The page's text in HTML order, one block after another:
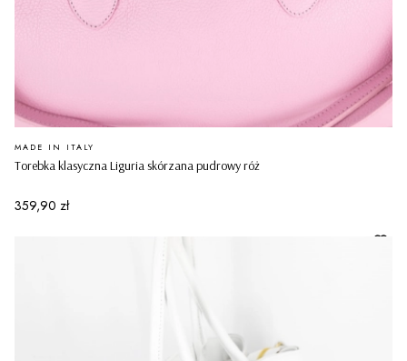
Torebka klasyczna Liguria skórzana pudrowy róż
PRODUCENT
MADE IN ITALY
Cena
359,90 zł